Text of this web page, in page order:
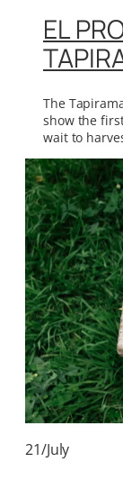
EL
The
show the
wait to
21/July